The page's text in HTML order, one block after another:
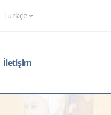
Türkçe
İletişim